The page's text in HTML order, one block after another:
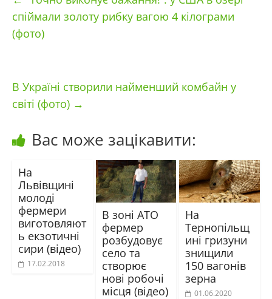
спіймали золоту рибку вагою 4 кілограми
(фото)
В Україні створили найменший комбайн у
світі (фото) →
Вас може зацікавити:
На
Львівщині
молоді
фермери
виготовляют
ь екзотичні
сири (відео)
17.02.2018
В зоні АТО
фермер
розбудовує
село та
створює
нові робочі
місця (відео)
На
Тернопільщ
ині гризуни
знищили
150 вагонів
зерна
01.06.2020